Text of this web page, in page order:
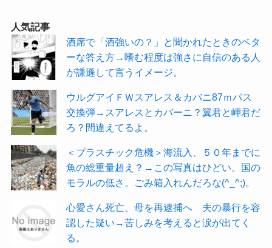
人気記事
酒席で「酒強いの？」と聞かれたときのベタ
ーな答え方→嗜む程度は強さに自信のある人
が謙遜して言うイメージ。
ウルグアイＦＷスアレス＆カバニ87ｍパス
交換弾→スアレスとカバーニ？翼君と岬君だ
ろ？間違えてるよ。
＜プラスチック危機＞海流入、５０年までに
魚の総重量超え？→この写真はひどい。国の
モラルの低さ。ごみ箱入れんだろな(^_^;)。
心愛さん死亡、母を再逮捕へ 夫の暴行を容
認した疑い→苦しみを考えると涙が出てく
る。